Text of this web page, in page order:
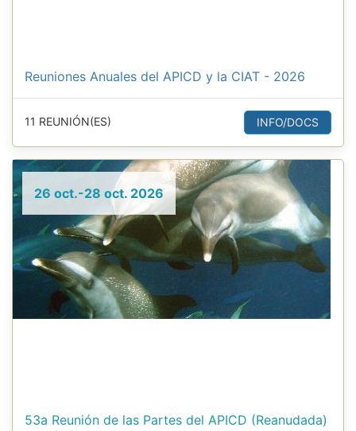
Reuniones Anuales del APICD y la CIAT - 2026
11 REUNIÓN(ES) INFO/DOCS
26 oct.-28 oct. 2026
53a Reunión de las Partes del APICD (Reanudada)